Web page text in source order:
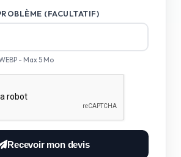
(FACULTATIF)
- Max 5 Mo
Recevoir mon devis